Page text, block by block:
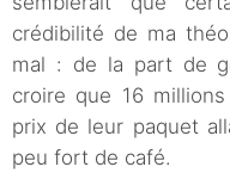
crédibilité de ma
mal : de la part de
croire que 16
prix de leur paquet
peu fort de café.